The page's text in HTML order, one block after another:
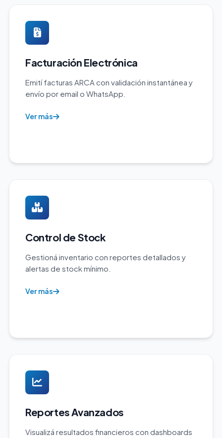
Facturación Electrónica
Emití facturas ARCA con validación instantánea y
envío por email o WhatsApp.
Ver más
Control de Stock
Gestioná inventario con reportes detallados y
alertas de stock mínimo.
Ver más
Reportes Avanzados
Visualizá resultados financieros con dashboards